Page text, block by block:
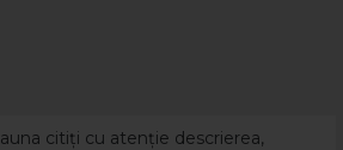
citiți cu atenție descrierea,